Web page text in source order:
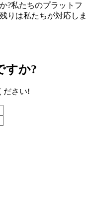
?私たちのプラットフ
りは私たちが対応しま
すか?
ださい!